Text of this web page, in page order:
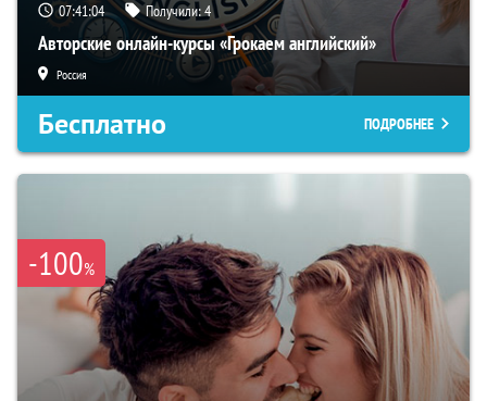
07:41:03 Получили:4
Авторские онлайн-курсы «Грокаем английский»
Россия
Бесплатно ПОДРОБНЕЕ
-100%